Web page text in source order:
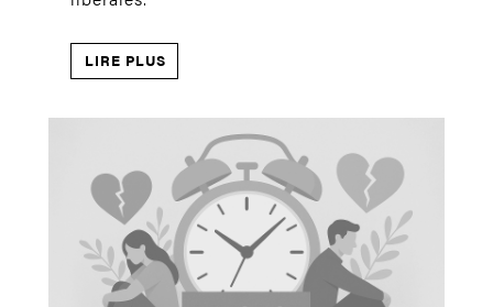
LIRE PLUS